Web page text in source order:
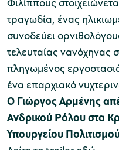
τραγωδία, ένας
συνοδεύει
τελευταίας νανόχηνας
πληγωμένος
ένα επαρχιακό
Ο Γιώργος Αρμένης
Ανδρικού Ρόλου στα
Υπουργείου